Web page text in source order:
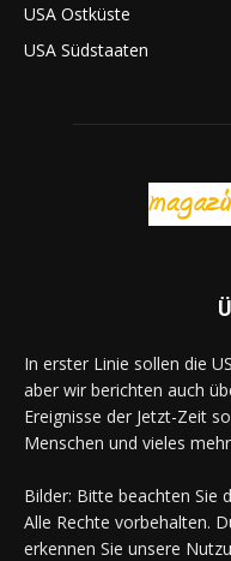
USA Ostküste
USA Südstaaten
In erster Linie sollen die
aber wir berichten auch
Ereignisse der Jetzt-Zeit
Menschen und vieles
Bilder: Bitte beachten Sie
Alle Rechte vorbehalten.
erkennen Sie unsere